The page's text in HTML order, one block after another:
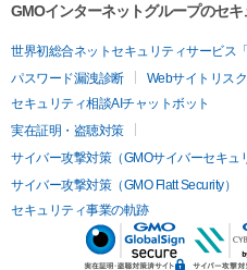
GMOインターネットグループのセ
世界初総合ネットセキュリティサービス
パスワード漏洩診断
Webサイトリス
セキュリティ相談AIチャットボット
実在証明・盗聴対策
サイバー攻撃対策（GMOサイバーセキュ
サイバー攻撃対策（GMO Flatt Security）
セキュリティ事業の軌跡